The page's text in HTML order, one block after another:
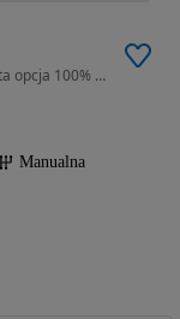
1598 cm3 • 98 KM • super stan piękny kolor bogata opcja 100% oryginał gwarancja
Manualna